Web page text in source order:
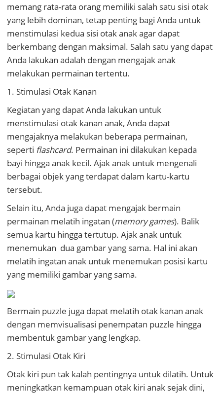
memang rata-rata orang memiliki salah satu sisi otak
yang lebih dominan, tetap penting bagi Anda untuk
menstimulasi kedua sisi otak anak agar dapat
berkembang dengan maksimal. Salah satu yang dapat
Anda lakukan adalah dengan mengajak anak
melakukan permainan tertentu.
1. Stimulasi Otak Kanan
Kegiatan yang dapat Anda lakukan untuk
menstimulasi otak kanan anak, Anda dapat
mengajaknya melakukan beberapa permainan,
seperti flashcard. Permainan ini dilakukan kepada
bayi hingga anak kecil. Ajak anak untuk mengenali
berbagai objek yang terdapat dalam kartu-kartu
tersebut.
Selain itu, Anda juga dapat mengajak bermain
permainan melatih ingatan (memory games). Balik
semua kartu hingga tertutup. Ajak anak untuk
menemukan dua gambar yang sama. Hal ini akan
melatih ingatan anak untuk menemukan posisi kartu
yang memiliki gambar yang sama.
Bermain puzzle juga dapat melatih otak kanan anak
dengan memvisualisasi penempatan puzzle hingga
membentuk gambar yang lengkap.
2. Stimulasi Otak Kiri
Otak kiri pun tak kalah pentingnya untuk dilatih. Untuk
meningkatkan kemampuan otak kiri anak sejak dini,